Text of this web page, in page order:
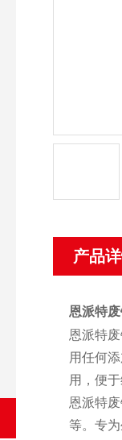
产品
恩派特
恩派特
用任何
用，便
恩派特
等。专